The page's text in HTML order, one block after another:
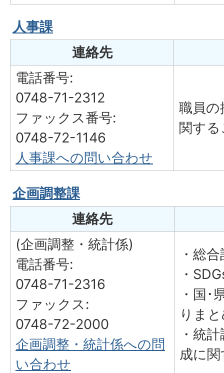
人事課
連絡先
電話番号:
0748-71-2312
ファックス番号:
0748-72-1146
人事課への問い合わせ
職員の
関す
企画調整課
連絡先
(企画調整・統計係)
電話番号:
0748-71-2316
ファックス:
0748-72-2000
企画調整・統計係への問
い合わせ
・総
・
・国･
りま
・統
成に